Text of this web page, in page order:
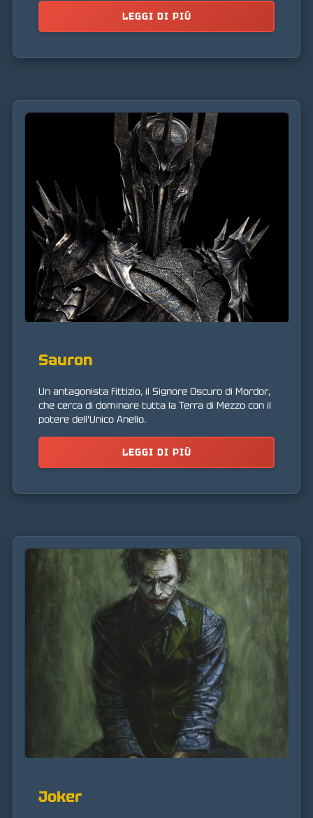
LEGGI DI PIÙ
Sauron
Un antagonista fittizio, il Signore Oscuro di Mordor,
che cerca di dominare tutta la Terra di Mezzo con il
potere dell'Unico Anello.
LEGGI DI PIÙ
Joker